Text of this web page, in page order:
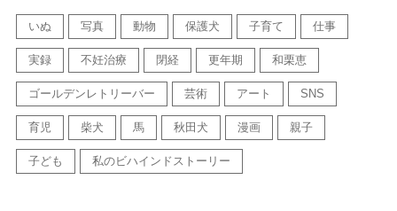
いぬ 写真 動物 保護犬 子育て 仕事
実録 不妊治療 閉経 更年期 和栗恵
ゴールデンレトリーバー 芸術 アート SNS
育児 柴犬 馬 秋田犬 漫画 親子
子ども 私のビハインドストーリー